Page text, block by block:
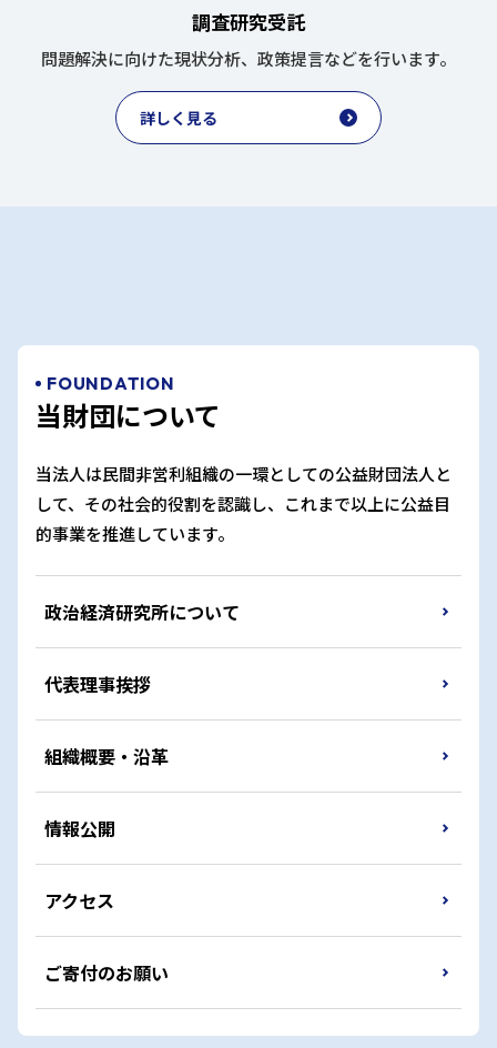
調査研究受託
問題解決に向けた現状分析、 政策提言などを行います。
詳しく見る
FOUNDATION
当財団について
当法人は民間非営利組織の一環としての公益財団法人と
して、 その社会的役割を認識し、 これまで以上に公益目
的事業を推進しています。
政治経済研究所について
代表理事挨拶
組織概要・沿革
情報公開
アクセス
ご寄付のお願い